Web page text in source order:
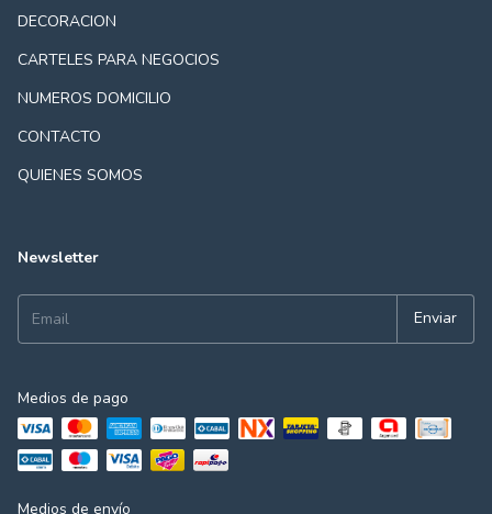
DECORACION
CARTELES PARA NEGOCIOS
NUMEROS DOMICILIO
CONTACTO
QUIENES SOMOS
Newsletter
Medios de pago
Medios de envío